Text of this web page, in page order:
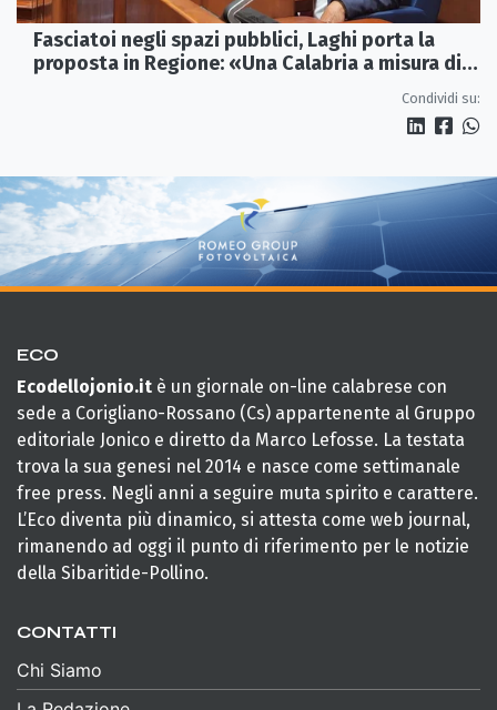
Fasciatoi negli spazi pubblici, Laghi porta la
proposta in Regione: «Una Calabria a misura di
Condividi su:
ECO
Ecodellojonio.it è un giornale on-line calabrese con
sede a Corigliano-Rossano (Cs) appartenente al Gruppo
editoriale Jonico e diretto da Marco Lefosse. La testata
trova la sua genesi nel 2014 e nasce come settimanale
free press. Negli anni a seguire muta spirito e carattere.
L’Eco diventa più dinamico, si attesta come web journal,
rimanendo ad oggi il punto di riferimento per le notizie
della Sibaritide-Pollino.
CONTATTI
Chi Siamo